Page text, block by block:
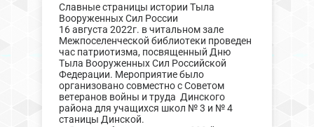
Славные страницы истории Тыла
Вооруженных Сил России
16 августа 2022г. в читальном зале
Межпоселенческой библиотеки проведен
час патриотизма, посвященный Дню
Тыла Вооруженных Сил Российской
Федерации. Мероприятие было
организовано совместно с Советом
ветеранов войны и труда Динского
района для учащихся школ № 3 и № 4
станицы Динской.